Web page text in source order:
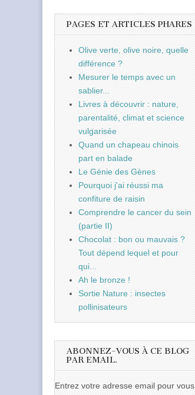
PAGES ET ARTICLES PHARES
Olive verte, olive noire, quelle
différence ?
Mesurer le temps avec un
sablier...
Livres à découvrir : nature,
parentalité, climat et science
vulgarisée
Quand un chapeau chinois
part en balade
Le Génie des Gènes
Pourquoi j'ai réussi ma
confiture de raisin
Comprendre le cancer du sein
(partie II)
Chocolat : bon ou mauvais ?
Tout dépend lequel et pour
qui...
Ah le bronze !
Sortie Nature : insectes
pollinisateurs
ABONNEZ-VOUS À CE BLOG
PAR EMAIL.
Entrez votre adresse email pour vous